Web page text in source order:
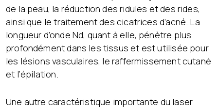
de la peau, la réduction des ridules et des rides,
ainsi que le traitement des cicatrices d’acné. La
longueur d’onde Nd, quant à elle, pénètre plus
profondément dans les tissus et est utilisée pour
les lésions vasculaires, le raffermissement cutané
et l’épilation.
Une autre caractéristique importante du laser